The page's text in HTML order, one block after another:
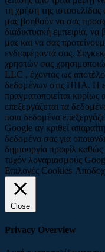
τη χρήση της
μας βοηθούν να σας
διαδικτυακή εμπειρία,
μας και να σας
ενδιαφέροντά σας.
χρηστών σας
LLC , έχοντας ως
δεδομένων στις ΗΠΑ. Η
πραγματοποιείται
επεξεργάζεται τα
ποια δεδομένα
Google αν κριθεί
δεδομένα σας για
δημιουργία προφίλ
τυχόν λογαριασμούς
Επιλογές Cookies
Close
Privacy Overview